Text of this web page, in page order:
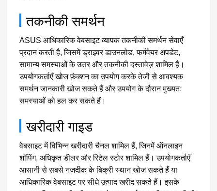
तकनीकी समर्थन
ASUS आधिकारिक वेबसाइट व्यापक तकनीकी समर्थन सेवाएँ
प्रदान करती है, जिसमें ड्राइवर डाउनलोड, फर्मवेयर अपडेट,
सामान्य समस्याओं के उत्तर और तकनीकी दस्तावेज़ शामिल हैं।
उपयोगकर्ताएँ खोज फ़ंक्शन का उपयोग करके तेजी से आवश्यक
समर्थन जानकारी खोज सकते हैं और उपयोग के दौरान मुख्यतः
समस्याओं को हल कर सकते हैं।
खरीदारी गाइड
वेबसाइट में विभिन्न खरीदारी चैनल शामिल हैं, जिनमें ऑनलाइन
शॉपिंग, अधिकृत डीलर और रिटेल स्टोर शामिल हैं। उपयोगकर्ताएँ
आसानी से सबसे नजदीक के बिक्री स्थान खोज सकते हैं या
आधिकारिक वेबसाइट पर सीधे उत्पाद खरीद सकते हैं। इसके